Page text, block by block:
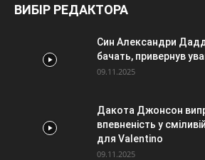
ВИБІР РЕДАКТОРА
Син Александри
бачать, привернув
09.11.2025
Дакота Джонсон
впевненість у
для Valentino
09.11.2025